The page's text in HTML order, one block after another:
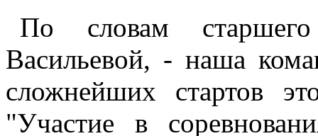
По словам
Васильевой, - наша
сложнейших стартов
"Участие в